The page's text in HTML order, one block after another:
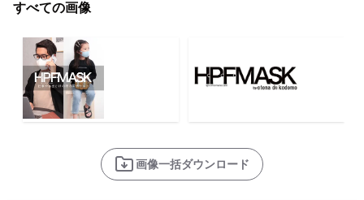
すべての画像
画像一括ダウンロード